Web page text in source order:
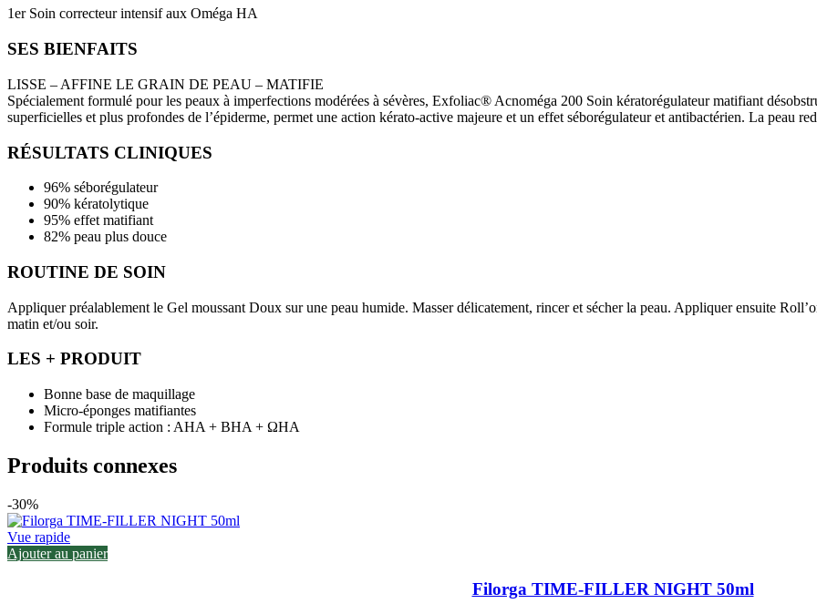
1er Soin correcteur intensif aux Oméga HA
SES BIENFAITS
LISSE – AFFINE LE GRAIN DE PEAU – MATIFIE
Spécialement formulé pour les peaux à imperfections modérées à sévères, Exfoliac® Acnoméga 200 Soin kératorégulateur matifiant
superficielles et plus profondes de l’épiderme, permet une action kérato-active majeure et un effet séborégulateur et antibactérien. La peau
RÉSULTATS CLINIQUES
96% séborégulateur
90% kératolytique
95% effet matifiant
82% peau plus douce
ROUTINE DE SOIN
Appliquer préalablement le Gel moussant Doux sur une peau humide. Masser délicatement, rincer et sécher la peau. Appliquer ensuite
matin et/ou soir.
LES + PRODUIT
Bonne base de maquillage
Micro-éponges matifiantes
Formule triple action : AHA + BHA + ΩHA
Produits connexes
-30%
Vue rapide
Ajouter au panier
Filorga TIME-FILLER NIGHT 50ml